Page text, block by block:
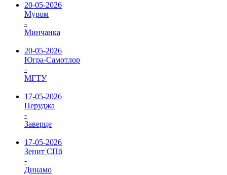
20-05-2026
Муром
-
Минчанка
20-05-2026
Югра-Самотлор
-
МГТУ
17-05-2026
Перуджа
-
Заверце
17-05-2026
Зенит СПб
-
Динамо